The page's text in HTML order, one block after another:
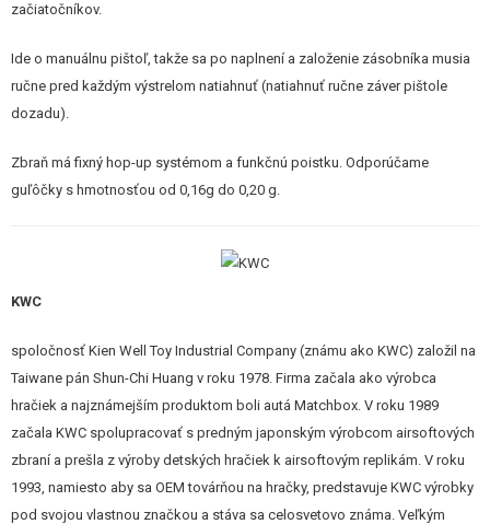
začiatočníkov.
Ide o manuálnu pištoľ, takže sa po naplnení a založenie zásobníka musia
ručne pred každým výstrelom natiahnuť (natiahnuť ručne záver pištole
dozadu).
Zbraň má fixný hop-up systémom a funkčnú poistku. Odporúčame
guľôčky s hmotnosťou od 0,16g do 0,20 g.
KWC
spoločnosť Kien Well Toy Industrial Company (známu ako KWC) založil na
Taiwane pán Shun-Chi Huang v roku 1978. Firma začala ako výrobca
hračiek a najznámejším produktom boli autá Matchbox. V roku 1989
začala KWC spolupracovať s predným japonským výrobcom airsoftových
zbraní a prešla z výroby detských hračiek k airsoftovým replikám. V roku
1993, namiesto aby sa OEM továrňou na hračky, predstavuje KWC výrobky
pod svojou vlastnou značkou a stáva sa celosvetovo známa. Veľkým